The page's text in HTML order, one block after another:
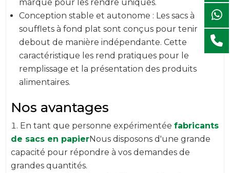
marque pour les rendre uniques.
Conception stable et autonome : Les sacs à
soufflets à fond plat sont conçus pour tenir
debout de manière indépendante. Cette
caractéristique les rend pratiques pour le
remplissage et la présentation des produits
alimentaires.
Nos avantages
En tant que personne expérimentée fabricants
de sacs en papierNous disposons d'une grande
capacité pour répondre à vos demandes de
grandes quantités.